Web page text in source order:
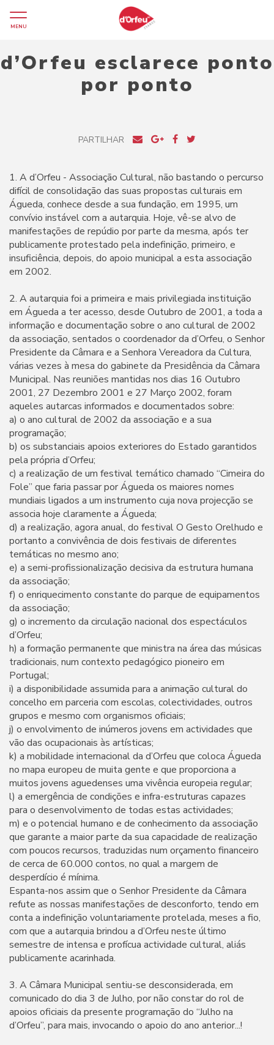
MENU
d’Orfeu esclarece ponto
por ponto
PARTILHAR
1. A d’Orfeu - Associação Cultural, não bastando o percurso
difícil de consolidação das suas propostas culturais em
Águeda, conhece desde a sua fundação, em 1995, um
convívio instável com a autarquia. Hoje, vê-se alvo de
manifestações de repúdio por parte da mesma, após ter
publicamente protestado pela indefinição, primeiro, e
insuficiência, depois, do apoio municipal a esta associação
em 2002.
2. A autarquia foi a primeira e mais privilegiada instituição
em Águeda a ter acesso, desde Outubro de 2001, a toda a
informação e documentação sobre o ano cultural de 2002
da associação, sentados o coordenador da d’Orfeu, o Senhor
Presidente da Câmara e a Senhora Vereadora da Cultura,
várias vezes à mesa do gabinete da Presidência da Câmara
Municipal. Nas reuniões mantidas nos dias 16 Outubro
2001, 27 Dezembro 2001 e 27 Março 2002, foram
aqueles autarcas informados e documentados sobre:
a) o ano cultural de 2002 da associação e a sua
programação;
b) os substanciais apoios exteriores do Estado garantidos
pela própria d’Orfeu;
c) a realização de um festival temático chamado “Cimeira do
Fole” que faria passar por Águeda os maiores nomes
mundiais ligados a um instrumento cuja nova projecção se
associa hoje claramente a Águeda;
d) a realização, agora anual, do festival O Gesto Orelhudo e
portanto a convivência de dois festivais de diferentes
temáticas no mesmo ano;
e) a semi-profissionalização decisiva da estrutura humana
da associação;
f) o enriquecimento constante do parque de equipamentos
da associação;
g) o incremento da circulação nacional dos espectáculos
d’Orfeu;
h) a formação permanente que ministra na área das músicas
tradicionais, num contexto pedagógico pioneiro em
Portugal;
i) a disponibilidade assumida para a animação cultural do
concelho em parceria com escolas, colectividades, outros
grupos e mesmo com organismos oficiais;
j) o envolvimento de inúmeros jovens em actividades que
vão das ocupacionais às artísticas;
k) a mobilidade internacional da d’Orfeu que coloca Águeda
no mapa europeu de muita gente e que proporciona a
muitos jovens aguedenses uma vivência europeia regular;
l) a emergência de condições e infra-estruturas capazes
para o desenvolvimento de todas estas actividades;
m) e o potencial humano e de conhecimento da associação
que garante a maior parte da sua capacidade de realização
com poucos recursos, traduzidas num orçamento financeiro
de cerca de 60.000 contos, no qual a margem de
desperdício é mínima.
Espanta-nos assim que o Senhor Presidente da Câmara
refute as nossas manifestações de desconforto, tendo em
conta a indefinição voluntariamente protelada, meses a fio,
com que a autarquia brindou a d’Orfeu neste último
semestre de intensa e profícua actividade cultural, aliás
publicamente acarinhada.
3. A Câmara Municipal sentiu-se desconsiderada, em
comunicado do dia 3 de Julho, por não constar do rol de
apoios oficiais da presente programação do “Julho na
d’Orfeu”, para mais, invocando o apoio do ano anterior...!